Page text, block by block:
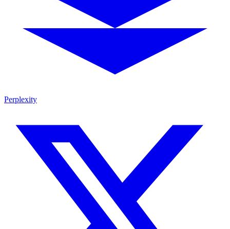
Perplexity